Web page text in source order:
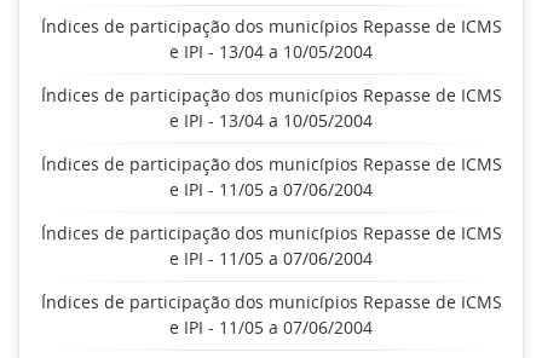
Índices de participação dos municípios Repasse de ICMS
e IPI - 13/04 a 10/05/2004
Índices de participação dos municípios Repasse de ICMS
e IPI - 13/04 a 10/05/2004
Índices de participação dos municípios Repasse de ICMS
e IPI - 11/05 a 07/06/2004
Índices de participação dos municípios Repasse de ICMS
e IPI - 11/05 a 07/06/2004
Índices de participação dos municípios Repasse de ICMS
e IPI - 11/05 a 07/06/2004